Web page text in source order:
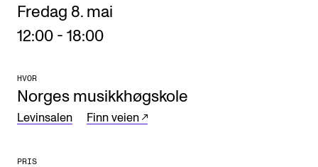
IN.TUNE
AKTUELT
Arrangementer og konserter
Nyheter og historier
Fredag 8. mai
12:00 - 18:00
HVOR
Norges musikkhøgskole
Levinsalen Finn veien
PRIS